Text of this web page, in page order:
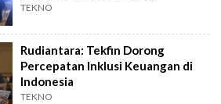
TEKNO
Rudiantara: Tekfin Dorong
Percepatan Inklusi Keuangan di
Indonesia
TEKNO